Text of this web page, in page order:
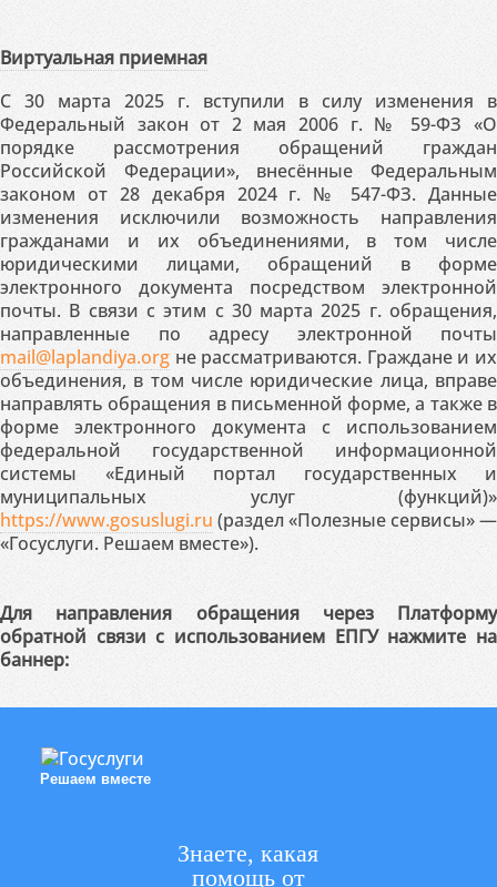
Виртуальная приемная
С 30 марта 2025 г. вступили в силу изменения в
Федеральный закон от 2 мая 2006 г. № 59-ФЗ «О
порядке рассмотрения обращений граждан
Российской Федерации», внесённые Федеральным
законом от 28 декабря 2024 г. № 547-ФЗ. Данные
изменения исключили возможность направления
гражданами и их объединениями, в том числе
юридическими лицами, обращений в форме
электронного документа посредством электронной
почты. В связи с этим с 30 марта 2025 г. обращения,
направленные по адресу электронной почты
mail@laplandiya.org не рассматриваются. Граждане и их
объединения, в том числе юридические лица, вправе
направлять обращения в письменной форме, а также в
форме электронного документа с использованием
федеральной государственной информационной
системы «Единый портал государственных и
муниципальных услуг (функций)»
https://www.gosuslugi.ru (раздел «Полезные сервисы» —
«Госуслуги. Решаем вместе»).
Для направления обращения через Платформу
обратной связи с использованием ЕПГУ нажмите на
баннер:
Решаем вместе
Знаете, какая
помощь от